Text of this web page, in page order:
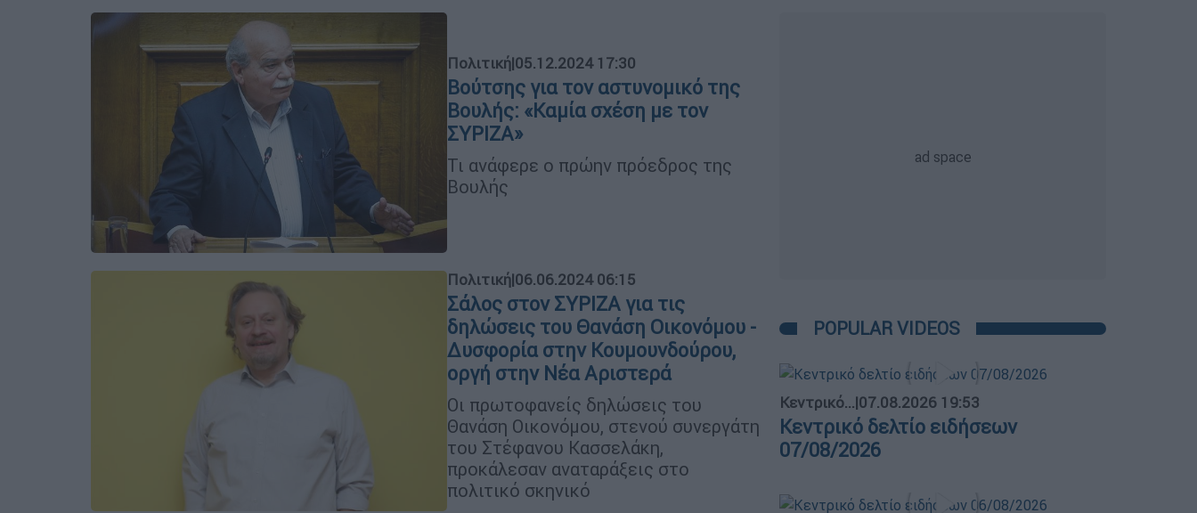
Πολιτική|05.12.2024 17:30
Βούτσης για τον αστυνομικό της
Βουλής: «Καμία σχέση με τον
ΣΥΡΙΖΑ»
Τι ανάφερε ο πρώην πρόεδρος της
Βουλής
Πολιτική|06.06.2024 06:15
Σάλος στον ΣΥΡΙΖΑ για τις
δηλώσεις του Θανάση Οικονόμου -
Δυσφορία στην Κουμουνδούρου,
οργή στην Νέα Αριστερά
Οι πρωτοφανείς δηλώσεις του
Θανάση Οικονόμου, στενού συνεργάτη
του Στέφανου Κασσελάκη,
προκάλεσαν αναταράξεις στο
πολιτικό σκηνικό
POPULAR VIDEOS
Κεντρικό...|07.08.2026 19:53
Κεντρικό δελτίο ειδήσεων
07/08/2026